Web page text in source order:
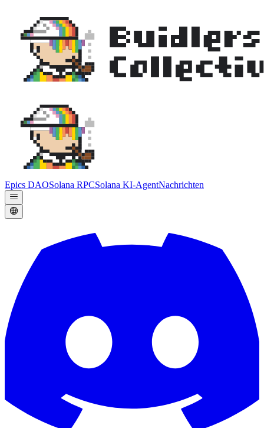
Epics DAOSolana RPCSolana KI-AgentNachrichten